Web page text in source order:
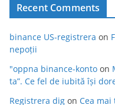
Recent Comments
binance US-registrera on
nepoții
"oppna binance-konto on
ta”. Ce fel de iubită își
Registrera dig on Cea